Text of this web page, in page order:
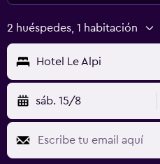
2 huéspedes, 1 habitación
Hotel Le Alpi
sáb. 15/8